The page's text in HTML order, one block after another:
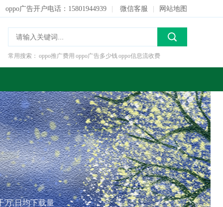
oppo广告开户电话：15801944939 微信客服 网站地图
常用搜索： oppo推广费用 oppo广告多少钱oppo信息流收费
千万,日均下载量